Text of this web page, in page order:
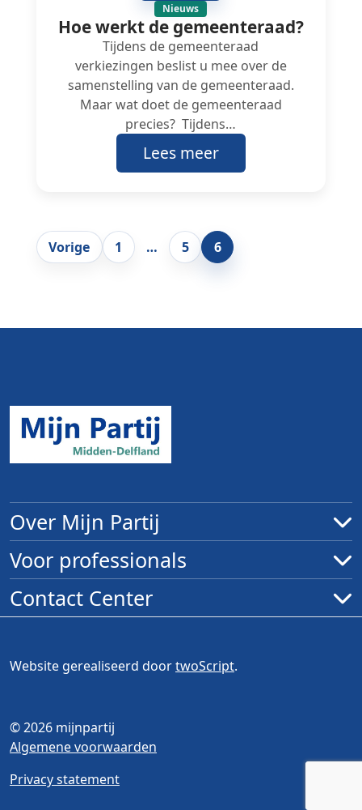
Nieuws
Hoe werkt de gemeenteraad?
Tijdens de gemeenteraad
verkiezingen beslist u mee over de
samenstelling van de gemeenteraad.
Maar wat doet de gemeenteraad
precies? Tijdens…
Lees meer
Paginering
Vorige 1 … 5 6
Over Mijn Partij
Voor professionals
Contact Center
© 2026 mijnpartij
Algemene voorwaarden
Privacy statement
Website gerealiseerd doortwoScript.